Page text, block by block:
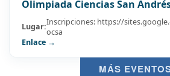
Olimpiada Ciencias San
Lugar:Inscripciones: https://
ocsa
Enlace →
MÁS